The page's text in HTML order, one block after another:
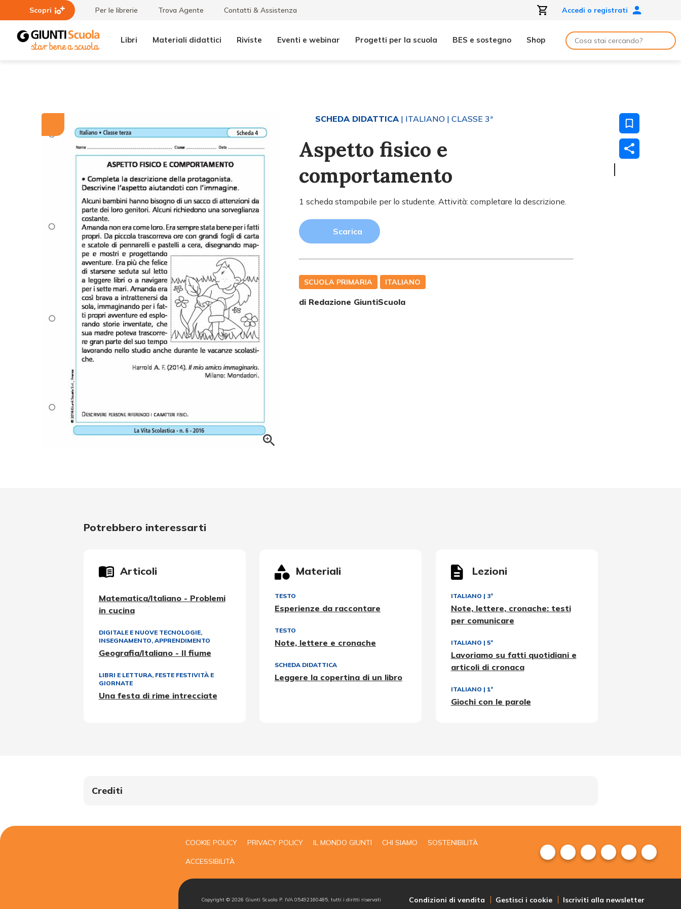
Scopri Per le librerie Trova Agente Contatti & Assistenza Accedi o registrati
Libri Materiali didattici Riviste Eventi e webinar Progetti per la scuola BES e sostegno Shop
SCHEDA DIDATTICA| ITALIANO | CLASSE 3ª
Aspetto fisico e
comportamento
1 scheda stampabile per lo studente. Attività: completare la descrizione.
Scarica
SCUOLA PRIMARIA ITALIANO
di Redazione GiuntiScuola
Potrebbero interessarti
Articoli
Matematica/Italiano - Problemi
in cucina
DIGITALE E NUOVE TECNOLOGIE,
INSEGNAMENTO, APPRENDIMENTO
Geografia/Italiano - Il fiume
LIBRI E LETTURA, FESTE FESTIVITÀ E
GIORNATE
Una festa di rime intrecciate
Materiali
TESTO
Esperienze da raccontare
TESTO
Note, lettere e cronache
SCHEDA DIDATTICA
Leggere la copertina di un libro
Lezioni
ITALIANO | 3ª
Note, lettere, cronache: testi
per comunicare
ITALIANO | 5ª
Lavoriamo su fatti quotidiani e
articoli di cronaca
ITALIANO | 1ª
Giochi con le parole
Crediti
COOKIE POLICY PRIVACY POLICY IL MONDO GIUNTI CHI SIAMO SOSTENIBILITÀ
ACCESSIBILITÀ
Copyright © 2026 Giunti Scuola P. IVA 05492160485, tutti i diritti riservati Condizioni di vendita Gestisci i cookie Iscriviti alla newsletter